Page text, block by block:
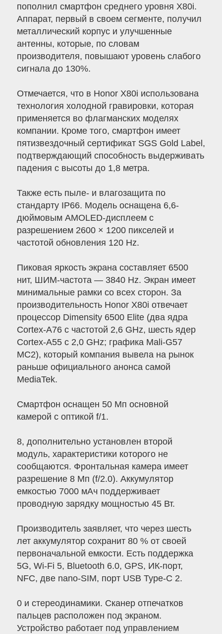
пополнил смартфон среднего уровня X80i.
Аппарат, первый в своем сегменте, получил
металлический корпус и улучшенные
антенны, которые, по словам
производителя, повышают уровень слабого
сигнала до 130%.
Отмечается, что в Honor X80i использована
технология холодной гравировки, которая
применяется во флагманских моделях
компании. Кроме того, смартфон имеет
пятизвездочный сертификат SGS Gold Label,
подтверждающий способность выдерживать
падения с высоты до 1,8 метра.
Также есть пыле- и влагозащита по
стандарту IP66. Модель оснащена 6,6-
дюймовым AMOLED-дисплеем с
разрешением 2600 × 1200 пикселей и
частотой обновления 120 Hz.
Пиковая яркость экрана составляет 6500
нит, ШИМ-частота — 3840 Hz. Экран имеет
минимальные рамки со всех сторон. За
производительность Honor X80i отвечает
процессор Dimensity 6500 Elite (два ядра
Cortex-A76 с частотой 2,6 GHz, шесть ядер
Cortex-A55 с 2,0 GHz; графика Mali-G57
MC2), который компания вывела на рынок
раньше официального анонса самой
MediaTek.
Смартфон оснащен 50 Мп основной
камерой с оптикой f/1.
8, дополнительно установлен второй
модуль, характеристики которого не
сообщаются. Фронтальная камера имеет
разрешение 8 Мп (f/2.0). Аккумулятор
емкостью 7000 мАч поддерживает
проводную зарядку мощностью 45 Вт.
Производитель заявляет, что через шесть
лет аккумулятор сохранит 80 % от своей
первоначальной емкости. Есть поддержка
5G, Wi-Fi 5, Bluetooth 6.0, GPS, ИК-порт,
NFC, две nano-SIM, порт USB Type-C 2.
0 и стереодинамики. Сканер отпечатков
пальцев расположен под экраном.
Устройство работает под управлением